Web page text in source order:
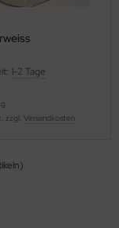
1-2 Tage
zzgl. Versandkosten